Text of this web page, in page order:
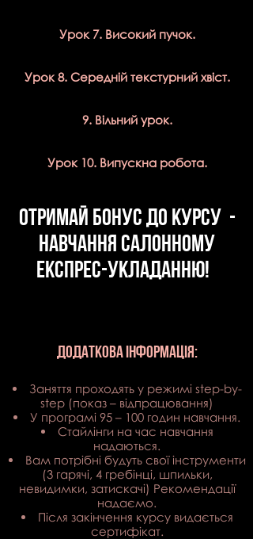
Урок 7. Високий пучок.
Урок 8. Середній текстурний хвіст.
9. Вільний урок.
Урок 10. Випускна робота.
ОТРИМАЙ БОНУС ДО КУРСУ -
НАВЧАННЯ САЛОННОму
ЕКСПРЕС-УКЛАДАННю!
Додаткова ІНФОРМАЦІЯ:
Заняття проходять у режимі step-by-
step (показ – відпрацювання)
У програмі 95 – 100 годин навчання.
Стайлінги на час навчання
надаються.
Вам потрібні будуть свої інструменти
(3 гарячі, 4 гребінці, шпильки,
невидимки, затискачі) Рекомендації
надаємо.
Після закінчення курсу видається
сертифікат.